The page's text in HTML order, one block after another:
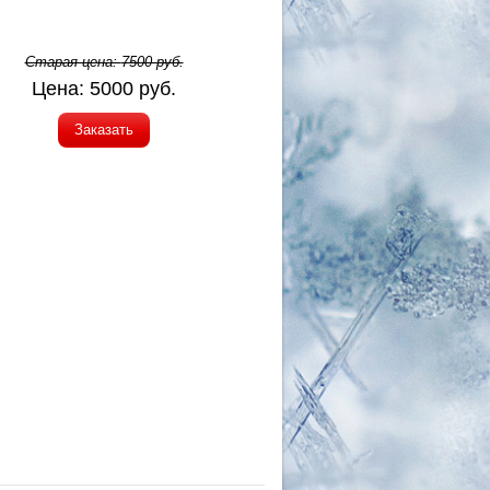
Старая цена:7500руб.
Цена: 5000 руб.
Заказать